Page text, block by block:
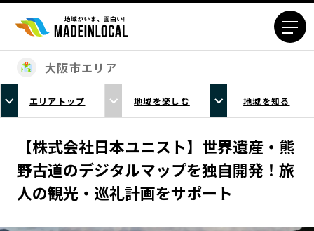
エリアから探す
北海道エリア
青森エリア
岩手エリア
宮城エリア
秋田エリア
山形エリア
福島エリア
茨城エリア
栃木エリア
群馬エリア
埼玉エリア
千葉エリア
大阪市エリア
エリアトップ 地域を楽しむ 地域を知る
【株式会社日本ユニスト】世界遺産・熊
野古道のデジタルマップを独自開発！旅
人の観光・巡礼計画をサポート